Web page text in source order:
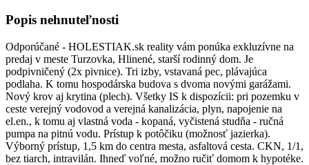
Popis nehnuteľnosti
Odporúčané - HOLESTIAK.sk reality vám ponúka exkluzívne na
predaj v meste Turzovka, Hlinené, starší rodinný dom. Je
podpivničený (2x pivnice). Tri izby, vstavaná pec, plávajúca
podlaha. K tomu hospodárska budova s dvoma novými garážami.
Nový krov aj krytina (plech). Všetky IS k dispozícii: pri pozemku v
ceste verejný vodovod a verejná kanalizácia, plyn, napojenie na
el.en., k tomu aj vlastná voda - kopaná, vyčistená studňa - ručná
pumpa na pitnú vodu. Prístup k potôčiku (možnosť jazierka).
Výborný prístup, 1,5 km do centra mesta, asfaltová cesta. CKN, 1/1,
bez tiarch, intravilán. Ihneď voľné, možno ručiť domom k hypotéke.